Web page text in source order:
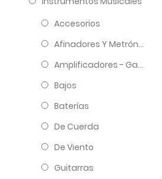
Accesorios
Afinadores Y Metrónomos
Amplificadores - Gabinetes - Combos
Bajos
Baterías
De Cuerda
De Viento
Guitarras